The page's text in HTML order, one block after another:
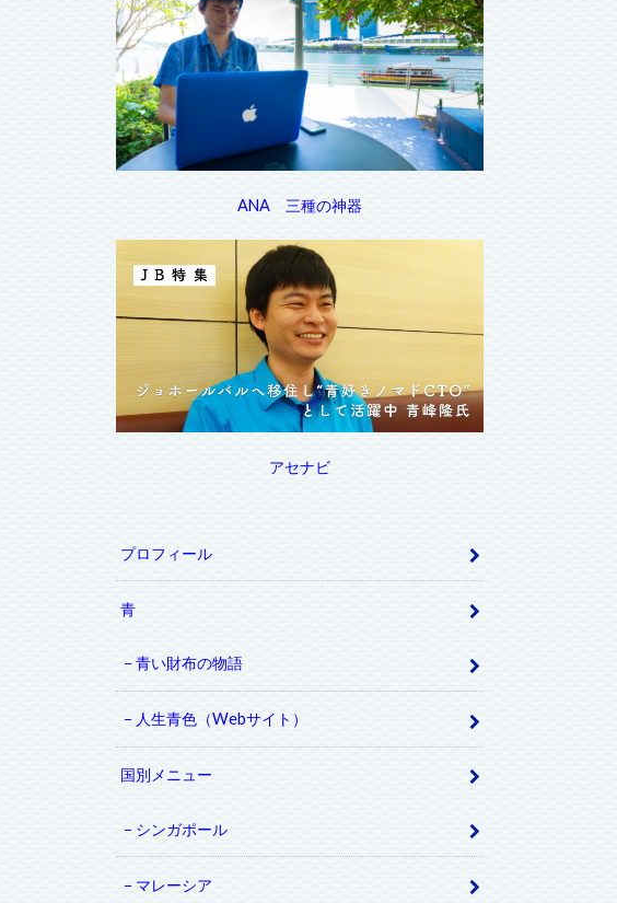
ANA 三種の神器
アセナビ
プロフィール
青
青い財布の物語
人生青色（Webサイト）
国別メニュー
シンガポール
マレーシア